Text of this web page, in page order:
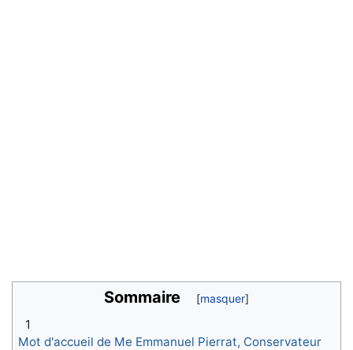
Sommaire
1
Mot d'accueil de Me Emmanuel Pierrat, Conservateur